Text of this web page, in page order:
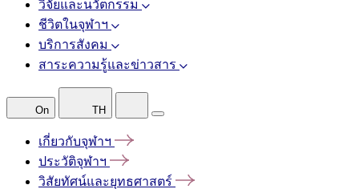
วิจัยและนวัตกรรม
ชีวิตในจุฬาฯ
บริการสังคม
สาระความรู้และข่าวสาร
On TH
เกี่ยวกับจุฬาฯ
ประวัติจุฬาฯ
วิสัยทัศน์และยุทธศาสตร์